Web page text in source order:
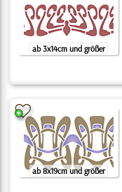
ab 3x14cm und größer
ab 8x19cm und größer